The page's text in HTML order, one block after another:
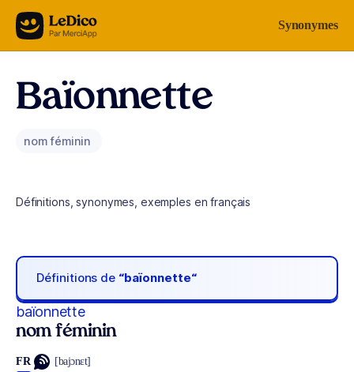
Aller au contenu Synonymes
Baïonnette
nom féminin
Définitions, synonymes, exemples en français
Définitions de “baïonnette“
baïonnette
nom féminin
FR [bajɔnɛt]